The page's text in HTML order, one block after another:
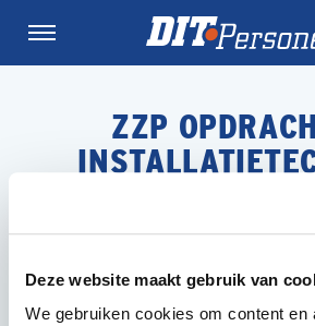
Deze website maakt gebruik van
We gebruiken cookies om content en
ZZP
Er zijn0vacatures gevonden